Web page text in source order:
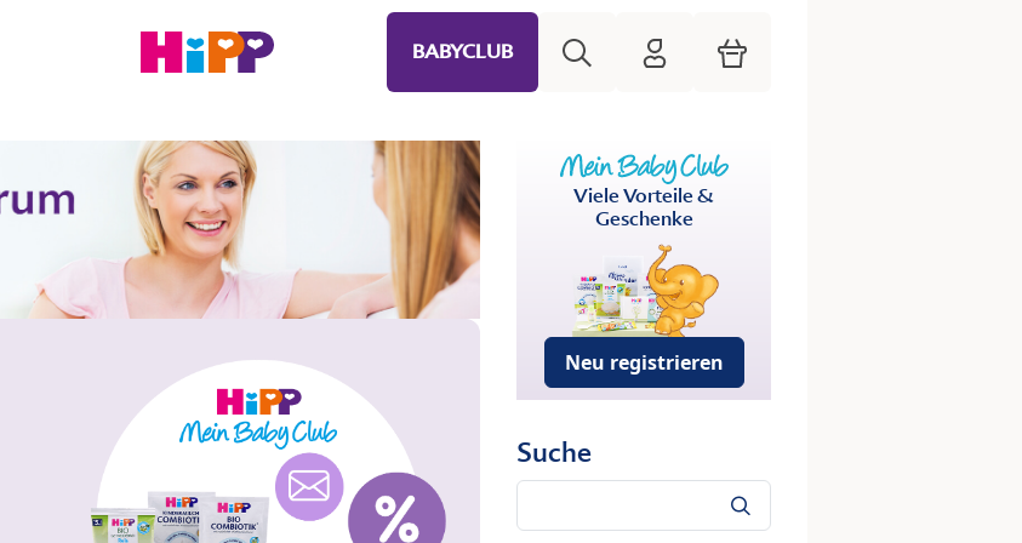
BABYCLUB HiPP Mein Babyclub
Warenkorb
Viele Vorteile &
Geschenke
Neu registrieren
Suche